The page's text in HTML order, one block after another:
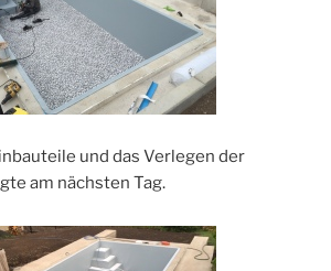
und das Verlegen der
am nächsten Tag.